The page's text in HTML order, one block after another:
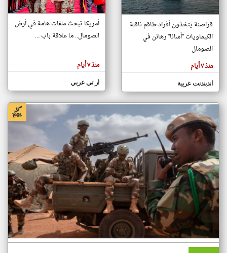
تغيير الدولة
اخبار الصومال على مدار الساعة
أهم اخبار الصومال العاجلة والمباشرة
المقالات
هنا عن
وجهة
كاتبيها.
قراصنة يتخذون أفراد طاقم ناقلة
الكيماويات "أسانا" رهائن في
الصومال
منذ ٧ أيام
اندبندنت عربية
أمريكا تبحث ملفات هامة في أرض
الصومال.. ما علاقة باب ...
منذ ٧ أيام
ار تي عربي
klyoum.com